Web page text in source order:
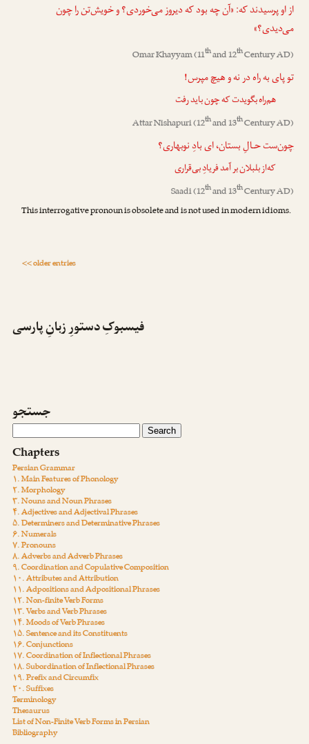
از او پرسیدند که: «آن چه بود که دیروز می‌خوردی؟ و خویش‌تن راچون
می‌دیدی؟»
Omar Khayyam(11thand 12thCentury AD)
تو پای به راه در نه و هیچ مپرس!
هم‌راه بگویدت کهچونباید رفت
Attar Nishapuri(12thand 13thCentury AD)
چون‌ست حـالِ بستان، ای بادِ نوبهاری؟
که‌از بلبلان بر آمد فریادِ بی‌قراری
Saadi(12thand 13thCentury AD)
This interrogative pronoun is obsolete and is not used in modern idioms.
<< older entries
فیسبوکِ دستورِ زبانِ پارسی
جستجو
Chapters
Persian Grammar
۱. Main Features of Phonology
۲. Morphology
۳. Nouns and Noun Phrases
۴. Adjectives and Adjectival Phrases
۵. Determiners and Determinative Phrases
۶. Numerals
۷. Pronouns
۸. Adverbs and Adverb Phrases
۹. Coordination and Copulative Composition
۱۰. Attributes and Attribution
۱۱. Adpositions and Adpositional Phrases
۱۲. Non-finite Verb Forms
۱۳. Verbs and Verb Phrases
۱۴. Moods of Verb Phrases
۱۵. Sentence and its Constituents
۱۶. Conjunctions
۱۷. Coordination of Inflectional Phrases
۱۸. Subordination of Inflectional Phrases
۱۹. Prefix and Circumfix
۲۰. Suffixes
Terminology
Thesaurus
List of Non-Finite Verb Forms in Persian
Bibliography